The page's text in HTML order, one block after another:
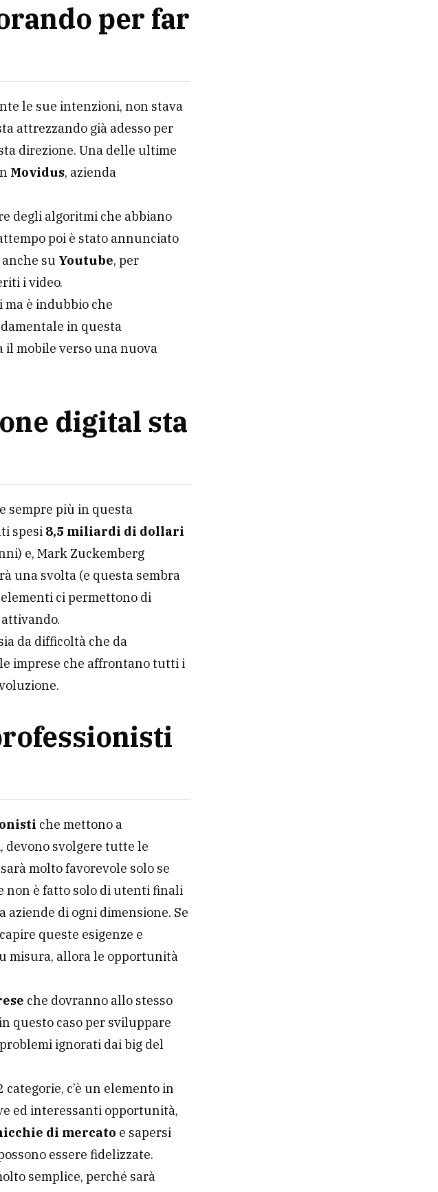
per far
le sue intenzioni, non stava
attrezzando già adesso per
direzione. Una delle ultime
Movidus, azienda
degli algoritmi che abbiano
poi è stato annunciato
su Youtube, per
i video.
è indubbio che
in questa
il mobile verso una nuova
digital sta
sempre più in questa
spesi 8,5 miliardi di dollari
e, Mark Zuckemberg
una svolta (e questa sembra
ci permettono di
da difficoltà che da
imprese che affrontano tutti i
che mettono a
devono svolgere tutte le
molto favorevole solo se
non è fatto solo di utenti finali
aziende di ogni dimensione. Se
queste esigenze e
misura, allora le opportunità
che dovranno allo stesso
questo caso per sviluppare
ignorati dai big del
c’è un elemento in
ed interessanti opportunità,
di mercato e sapersi
essere fidelizzate.
semplice, perché sarà